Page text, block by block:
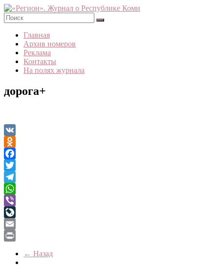
Skip
to
content
«Регион».
Журнал
Республике
Коми
Главная
Архив номеров
Реклама
Контакты
На полях журнала
дорога+
VK
Odnoklassniki
Facebook
Twitter
Telegram
WhatsApp
Viber
LiveJournal
Email
← Назад